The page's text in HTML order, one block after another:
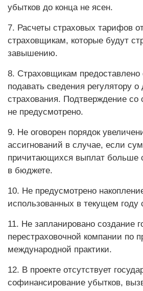
убытков до конца не ясен.
7. Расчеты страховых тарифов
страховщикам, которые будут
завышению.
8. Страховщикам предоставлено
подавать сведения регулятору о
страхования. Подтверждение со
не предусмотрено.
9. Не оговорен порядок
ассигнований в случае, если
причитающихся выплат больше
в бюджете.
10. Не предусмотрено
использованных в текущем году
11. Не запланировано создание
перестраховочной компании по
международной практики.
12. В проекте отсутствует
софинансирование убытков,